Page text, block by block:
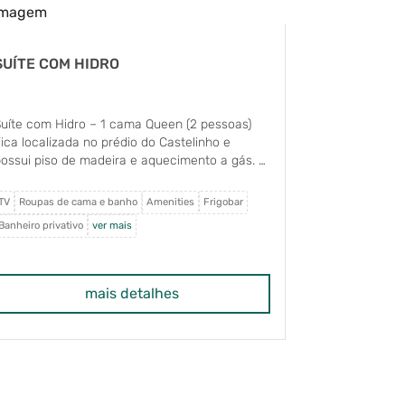
COM HIDRO
com Hidro – 1 cama Queen (2 pessoas)
localizada no prédio do Castelinho e
piso de madeira e aquecimento a gás. A
hidromassagem, cama Queen size,
TV Led 32", mesa e cadeiras, poltronas,
telefone, secador de cabelo, roupão
Roupas de cama e banho Amenities
Frigobar
Banheiro privativo
ver mais
mais detalhes